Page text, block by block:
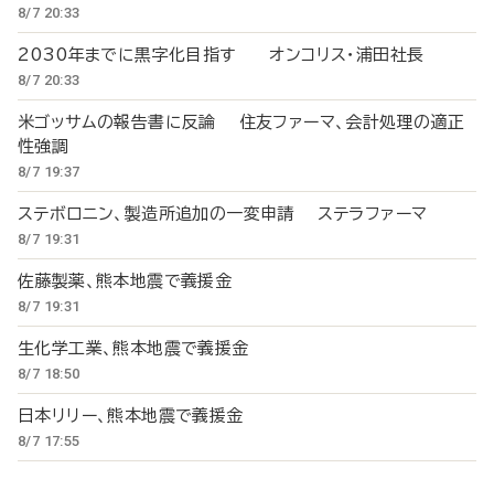
8/7 20:33
2030年までに黒字化目指す オンコリス・浦田社長
8/7 20:33
米ゴッサムの報告書に反論 住友ファーマ、会計処理の適正
性強調
8/7 19:37
ステボロニン、製造所追加の一変申請 ステラファーマ
8/7 19:31
佐藤製薬、熊本地震で義援金
8/7 19:31
生化学工業、熊本地震で義援金
8/7 18:50
日本リリー、熊本地震で義援金
8/7 17:55